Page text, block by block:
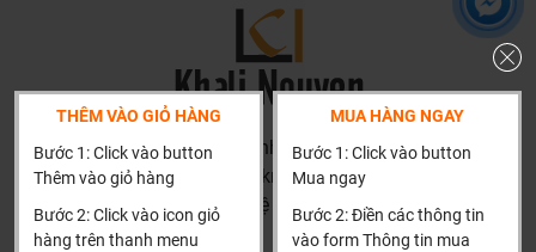
THÊM VÀO GIỎ HÀNG
Bước 1: Click vào button
Thêm vào giỏ hàng
Bước 2: Click vào icon giỏ
hàng trên thanh menu
MUA HÀNG NGAY
Bước 1: Click vào button
Mua ngay
Bước 2: Điền các thông tin
vào form Thông tin mua
HN: số 160 đường Văn Minh, Di Trạch, Hoài Đức, Hà Nội
(Cách đại học công nghiệp 1 km)
HCM và các tỉnh khác: Liên hệ hotline để được hướng dẫn
đặt hàng